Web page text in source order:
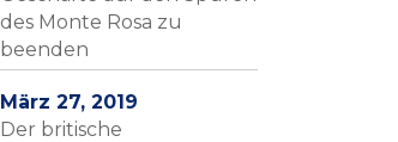
des Monte Rosa zu
beenden
März 27, 2019
Der britische